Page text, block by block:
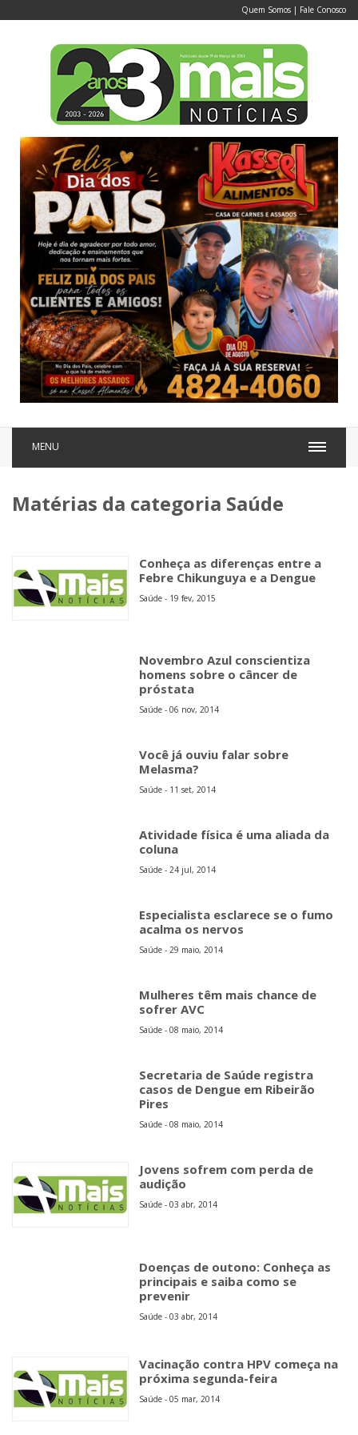
Quem Somos | Fale Conosco
MENU
Matérias da categoria Saúde
Conheça as diferenças entre a
Febre Chikunguya e a Dengue
Saúde - 19 fev, 2015
Novembro Azul conscientiza
homens sobre o câncer de
próstata
Saúde - 06 nov, 2014
Você já ouviu falar sobre
Melasma?
Saúde - 11 set, 2014
Atividade física é uma aliada da
coluna
Saúde - 24 jul, 2014
Especialista esclarece se o fumo
acalma os nervos
Saúde - 29 maio, 2014
Mulheres têm mais chance de
sofrer AVC
Saúde - 08 maio, 2014
Secretaria de Saúde registra
casos de Dengue em Ribeirão
Pires
Saúde - 08 maio, 2014
Jovens sofrem com perda de
audição
Saúde - 03 abr, 2014
Doenças de outono: Conheça as
principais e saiba como se
prevenir
Saúde - 03 abr, 2014
Vacinação contra HPV começa na
próxima segunda-feira
Saúde - 05 mar, 2014